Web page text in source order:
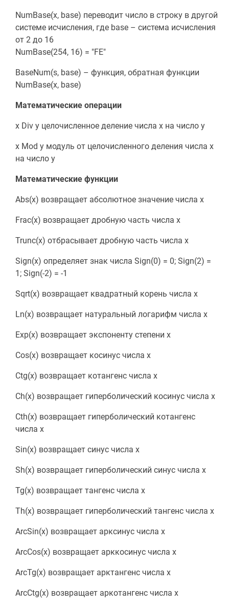
NumBase(x, base) переводит число в строку в другой
системе исчисления, где base – система исчисления
от 2 до 16
NumBase(254, 16) = "FE"
BaseNum(s, base) – функция, обратная функции
NumBase(x, base)
Математические операции
x Div y целочисленное деление числа x на число y
x Mod y модуль от целочисленного деления числа x
на число у
Математические функции
Abs(x) возвращает абсолютное значение числа x
Frac(x) возвращает дробную часть числа x
Trunc(x) отбрасывает дробную часть числа x
Sign(x) определяет знак числа Sign(0) = 0; Sign(2) =
1; Sign(-2) = -1
Sqrt(x) возвращает квадратный корень числа x
Ln(x) возвращает натуральный логарифм числа x
Exp(x) возвращает экспоненту степени x
Cos(x) возвращает косинус числа x
Ctg(x) возвращает котангенс числа x
Ch(x) возвращает гиперболический косинус числа x
Cth(x) возвращает гиперболический котангенс
числа x
Sin(x) возвращает синус числа x
Sh(x) возвращает гиперболический синус числа x
Tg(x) возвращает тангенс числа x
Th(x) возвращает гиперболический тангенс числа x
ArcSin(x) возвращает арксинус числа x
ArcCos(x) возвращает арккосинус числа x
ArcTg(x) возвращает арктангенс числа x
ArcCtg(x) возвращает аркотангенс числа x